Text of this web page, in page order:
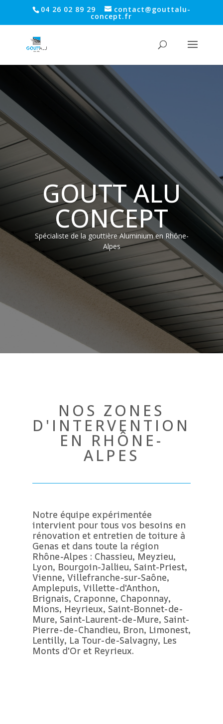
04 26 02 89 29 contact@gouttalu-
concept.fr
GOUTT ALU
CONCEPT
Spécialiste de la gouttière Aluminium en Rhône-
Alpes
NOS ZONES
D'INTERVENTION
EN RHÔNE-
ALPES
Notre équipe expérimentée
intervient pour tous vos besoins en
rénovation et entretien de toiture à
Genas et dans toute la région
Rhône-Alpes : Chassieu, Meyzieu,
Lyon, Bourgoin-Jallieu, Saint-Priest,
Vienne, Villefranche-sur-Saône,
Amplepuis, Villette-d'Anthon,
Brignais, Craponne, Chaponnay,
Mions, Heyrieux, Saint-Bonnet-de-
Mure, Saint-Laurent-de-Mure, Saint-
Pierre-de-Chandieu, Bron, Limonest,
Lentilly, La Tour-de-Salvagny, Les
Monts d'Or et Reyrieux.